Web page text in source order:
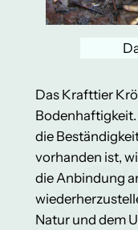
Das Krafttier
Bodenhaftigkeit.
die
vorhanden ist,
die Anbindung
Natur und dem